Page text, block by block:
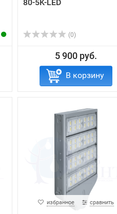
80-5K-LED
(0)
5 900 руб.
В корзину
избранное сравнить